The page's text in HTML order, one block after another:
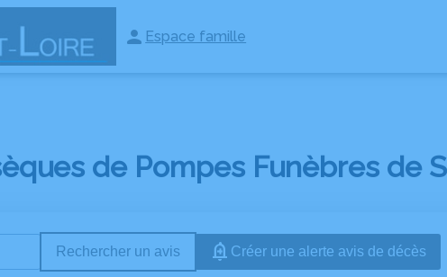
Espace famille
FUNERAIRES ESPACES HOMMAGES
de Pompes Funèbres de
Rechercher un avis Créer une alerte avis de décès